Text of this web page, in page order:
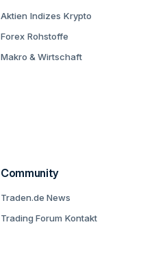
Aktien Indizes Krypto
Forex Rohstoffe
Makro & Wirtschaft
Community
Traden.de News
Trading Forum Kontakt